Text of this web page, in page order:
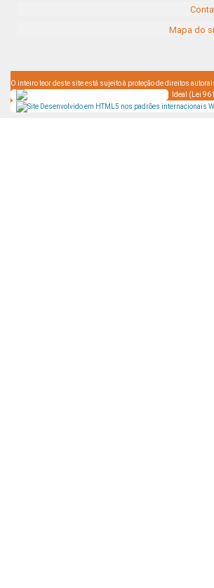
Mapa do
O inteiro teor deste site está sujeito à proteção de direitos
Ideal (Lei